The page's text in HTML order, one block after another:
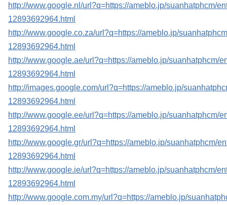
http://www.google.nl/url?q=https://ameblo.jp/suanhatphcm/
12893692964.html
http://www.google.co.za/url?q=https://ameblo.jp/
12893692964.html
http://www.google.ae/url?q=https://ameblo.jp/suanhatphcm/
12893692964.html
http://images.google.com/url?q=https://ameblo.jp/
12893692964.html
http://www.google.ee/url?q=https://ameblo.jp/suanhatphcm/
12893692964.html
http://www.google.gr/url?q=https://ameblo.jp/suanhatphcm/
12893692964.html
http://www.google.ie/url?q=https://ameblo.jp/suanhatphcm/
12893692964.html
http://www.google.com.my/url?q=https://ameblo.jp/